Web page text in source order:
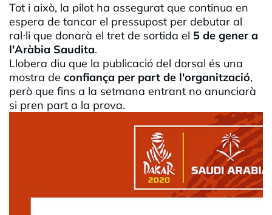
Tot i això, la pilot ha assegurat que continua en
espera de tancar el pressupost per debutar al
ral·li que donarà el tret de sortida el 5 de gener a
l'Aràbia Saudita.
Llobera diu que la publicació del dorsal és una
mostra de confiança per part de l'organització,
però que fins a la setmana entrant no anunciarà
si pren part a la prova.